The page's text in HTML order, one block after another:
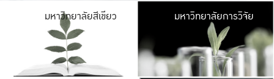
มหาวิทยาลัยสีเขียว มหาวิ
มีพื้นที่เขียวสดใส
เป็นป่าในเมือง เกษต
มหาวิทยาลัยการวิจัย